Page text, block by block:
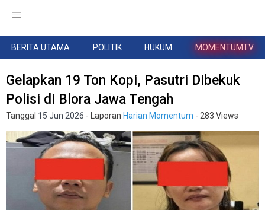
BERITA UTAMA POLITIK HUKUM MOMENTUMTV
Gelapkan 19 Ton Kopi, Pasutri Dibekuk
Polisi di Blora Jawa Tengah
Tanggal 15 Jun 2026 - Laporan Harian Momentum - 283 Views